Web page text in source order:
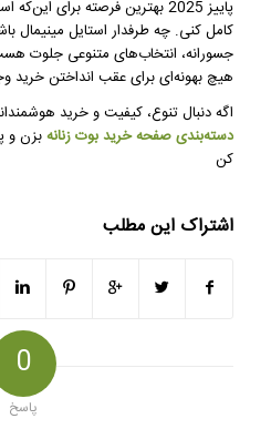
پاییز 2025 بهترین فرصته برای این‌که استایلت رو با یه
کامل کنی. چه طرفدار استایل
جسورانه، انتخاب‌های متنوعی جلوت
هیچ بهونه‌ای برای عقب انداختن خرید
اگه دنبال تنوع، کیفیت و خرید
دسته‌بندی صفحه خرید بوت زنانهبزن و
کن
اشتراک این مطلب
0
پاسخ